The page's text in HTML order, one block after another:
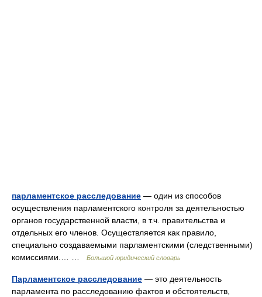
парламентское расследование — один из способов
осуществления парламентского контроля за деятельностью
органов государственной власти, в т.ч. правительства и
отдельных его членов. Осуществляется как правило,
специально создаваемыми парламентскими (следственными)
комиссиями.… …
Большой юридический словарь
Парламентское расследование — это деятельность
парламента по расследованию фактов и обстоятельств,